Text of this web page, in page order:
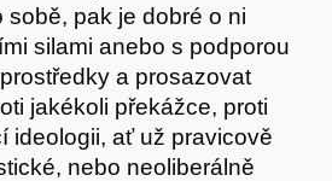
sobě, pak je dobré o ni
silami anebo s podporou
a prosazovat
jakékoli překážce, proti
ideologii, ať už pravicově
nebo neoliberálně